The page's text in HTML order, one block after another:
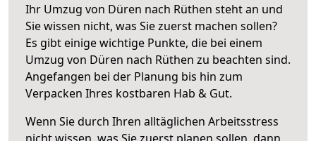
Ihr Umzug von Düren nach Rüthen steht an und
Sie wissen nicht, was Sie zuerst machen sollen?
Es gibt einige wichtige Punkte, die bei einem
Umzug von Düren nach Rüthen zu beachten sind.
Angefangen bei der Planung bis hin zum
Verpacken Ihres kostbaren Hab & Gut.
Wenn Sie durch Ihren alltäglichen Arbeitsstress